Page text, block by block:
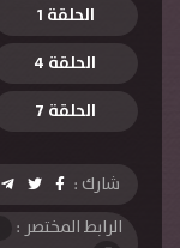
الحلقة 1
الحلقة 4
الحلقة 7
الحلقة 10
شارك :
الرابط المختصر :